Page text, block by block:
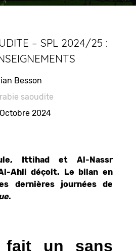
– SPL 2024/25 :
Besson
saoudite
2024
Ittihad et Al-Nassr
Ahli déçoit. Le bilan en
dernières journées de
.
fait un sans